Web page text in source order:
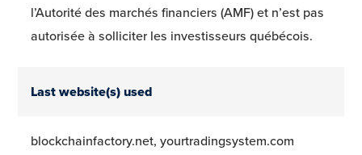
l’Autorité des marchés financiers (AMF) et n’est pas
autorisée à solliciter les investisseurs québécois.
Last website(s) used
blockchainfactory.net, yourtradingsystem.com